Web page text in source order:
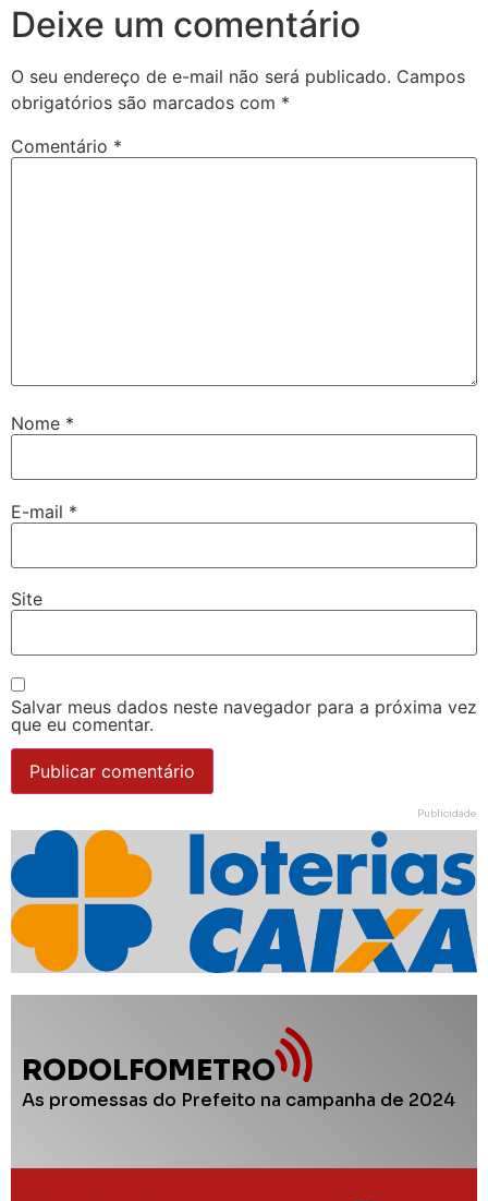
Deixe um comentário
O seu endereço de e-mail não será publicado. Campos
obrigatórios são marcados com *
Comentário *
Nome *
E-mail *
Site
Salvar meus dados neste navegador para a próxima vez
que eu comentar.
Publicidade
RODOLFOMETRO
As promessas do Prefeito na campanha de 2024